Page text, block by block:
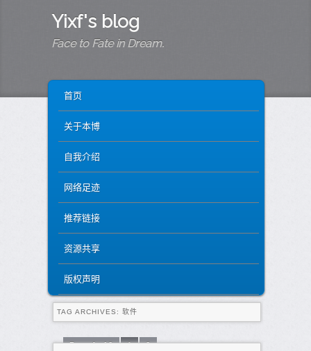
Yixf's blog
Face to Fate in Dream.
SKIP TO PRIMARY CONTENT
SKIP TO SECONDARY CONTENT
首页
关于本博
自我介绍
网络足迹
推荐链接
资源共享
版权声明
TAG ARCHIVES: 软件
Page 1 of 2 1 2